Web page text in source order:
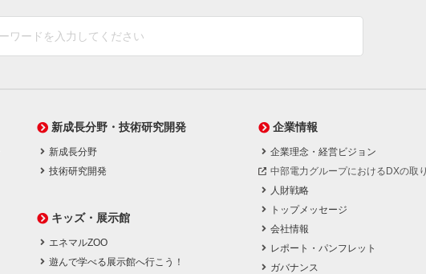
新成長分野・技術研究開発
新成長分野
技術研究開発
キッズ・展示館
エネマルZOO
遊んで学べる展示館へ行こう！
企業情報
企業理念・経営ビジョン
中部電力グループにおけるDXの取
人財戦略
トップメッセージ
会社情報
レポート・パンフレット
ガバナンス